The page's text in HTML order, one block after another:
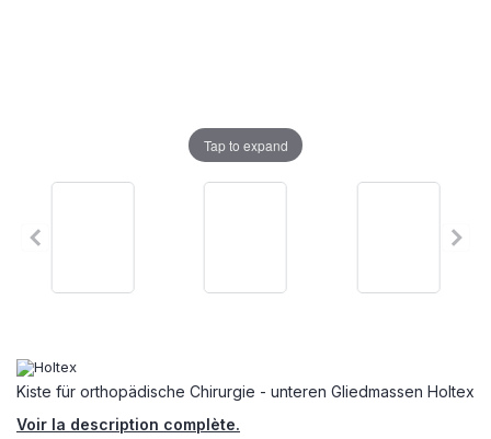
Kiste für orthopädische Chirurgie - unteren Gliedmassen Holtex
Voir la description complète.
Tap to expand